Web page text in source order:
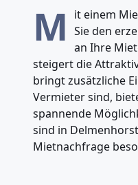
M
it einem
Sie den
an Ihre
steigert die
bringt zusätzliche
Vermieter sind,
spannende
sind in
Mietnachfrage